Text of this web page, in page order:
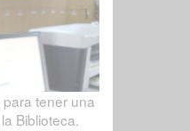
tener una
Biblioteca.